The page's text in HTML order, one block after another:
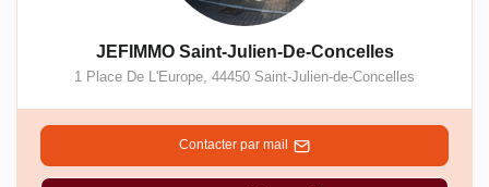
JEFIMMO Saint-Julien-De-Concelles
1 Place De L'Europe, 44450 Saint-Julien-de-Concelles
Contacter par mail